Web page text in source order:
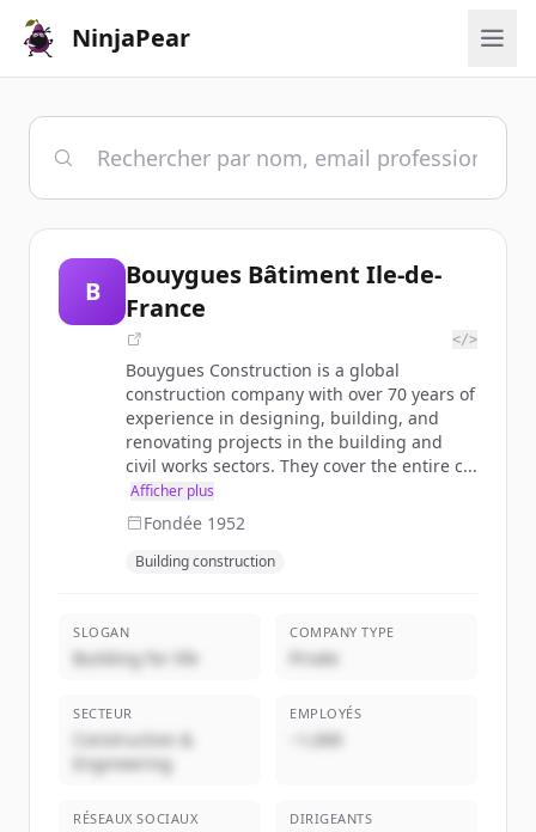
NinjaPear
B
Bouygues Bâtiment Ile-de-
France
</>
Bouygues Construction is a global
construction company with over 70 years of
experience in designing, building, and
renovating projects in the building and
civil works sectors. They cover the entire c...
Afficher plus
Fondée 1952
Building construction
SLOGAN
Building for life
COMPANY TYPE
Privée
SECTEUR
Construction &
Engineering
EMPLOYÉS
~1,000
RÉSEAUX SOCIAUX DIRIGEANTS